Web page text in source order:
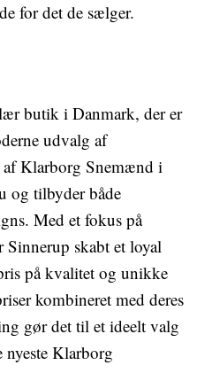
for det de sælger.
butik i Danmark, der er
udvalg af
Klarborg Snemænd i
og tilbyder både
Med et fokus på
skabt et loyal
på kvalitet og unikke
kombineret med deres
gør det til et ideelt valg
nyeste Klarborg